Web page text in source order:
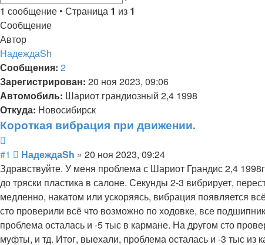
1 сообщение • Страница 1 из 1
Сообщение
Автор
НадеждаSh
Сообщения: 2
Зарегистрирован: 20 ноя 2023, 09:06
Автомобиль: Шариот грандиозный 2,4 1998
Откуда: Новосибирск
Короткая вибрация при движении.
#1
Сообщение
НадеждаSh » 20 ноя 2023, 09:24
Здравствуйте. У меня проблема с Шариот Грандис 2,4
до тряски пластика в салоне. Секунды 2-3 вибрирует,
медленно, накатом или ускоряясь, вибрация появляется
сто проверили всё что возможно по ходовке, все
проблема осталась и -5 тыс в кармане. На другом сто
муфты, и тд. Итог, выехали, проблема осталась и -3 тыс из